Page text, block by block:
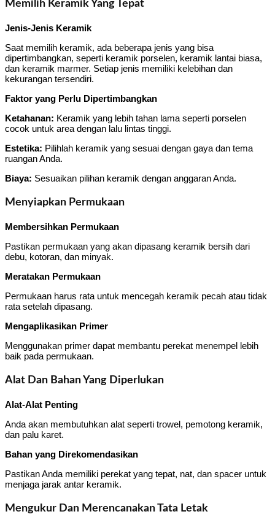
Memilih Keramik Yang Tepat
Jenis-Jenis Keramik
Saat memilih keramik, ada beberapa jenis yang bisa
dipertimbangkan, seperti keramik porselen, keramik lantai biasa,
dan keramik marmer. Setiap jenis memiliki kelebihan dan
kekurangan tersendiri.
Faktor yang Perlu Dipertimbangkan
Ketahanan: Keramik yang lebih tahan lama seperti porselen
cocok untuk area dengan lalu lintas tinggi.
Estetika: Pilihlah keramik yang sesuai dengan gaya dan tema
ruangan Anda.
Biaya: Sesuaikan pilihan keramik dengan anggaran Anda.
Menyiapkan Permukaan
Membersihkan Permukaan
Pastikan permukaan yang akan dipasang keramik bersih dari
debu, kotoran, dan minyak.
Meratakan Permukaan
Permukaan harus rata untuk mencegah keramik pecah atau tidak
rata setelah dipasang.
Mengaplikasikan Primer
Menggunakan primer dapat membantu perekat menempel lebih
baik pada permukaan.
Alat Dan Bahan Yang Diperlukan
Alat-Alat Penting
Anda akan membutuhkan alat seperti trowel, pemotong keramik,
dan palu karet.
Bahan yang Direkomendasikan
Pastikan Anda memiliki perekat yang tepat, nat, dan spacer untuk
menjaga jarak antar keramik.
Mengukur Dan Merencanakan Tata Letak